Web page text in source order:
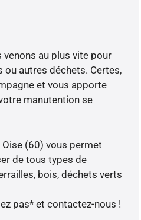
au plus vite pour
ou autres déchets. Certes,
et vous apporte
manutention se
(60) vous permet
de tous types de
bois, déchets verts
pas* et contactez-nous !